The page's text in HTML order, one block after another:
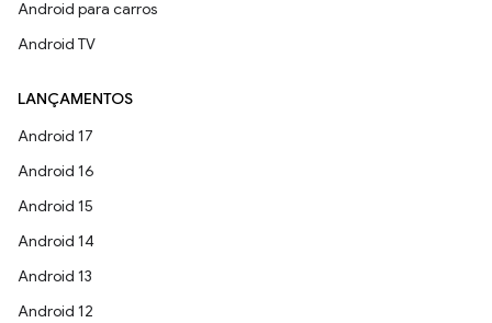
Android para carros
Android TV
LANÇAMENTOS
Android 17
Android 16
Android 15
Android 14
Android 13
Android 12